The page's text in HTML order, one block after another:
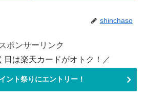
shinchaso
スポンサーリンク
日は楽天カードがオトク！／
ント祭りにエントリー！